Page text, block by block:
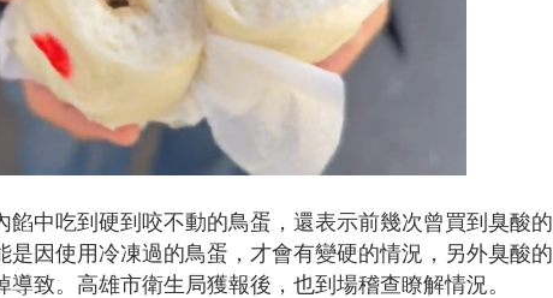
中吃到硬到咬不動的鳥蛋，還表示前幾次曾買到臭酸的
因使用冷凍過的鳥蛋，才會有變硬的情況，另外臭酸的
致。高雄市衛生局獲報後，也到場稽查瞭解情況。